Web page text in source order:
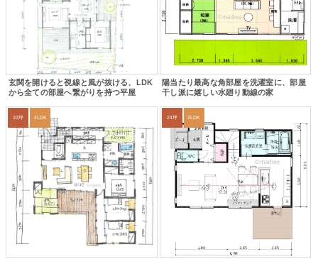
玄関を開けると視線と風が抜ける、LDK
から全ての部屋へ繋がりを持つ平屋
陽当たり最高な角部屋を洗濯室に、部屋
干し派に嬉しい水廻り動線の家
33坪 4LDK 24坪 2LDK